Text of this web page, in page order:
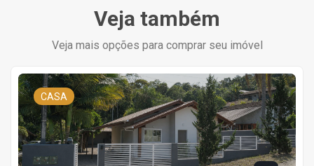
Veja também
Veja mais opções para comprar seu imóvel
CASA